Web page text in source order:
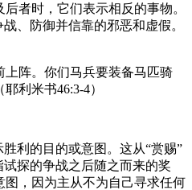
者时，它们表示相反的事物。
、防御并信靠的邪恶和虚假。
阵。你们马兵要装备马匹骑
利米书46:3-4）
利的目的或意图。这从“赏赐”
探的争战之后随之而来的奖
，因为主从不为自己寻求任何